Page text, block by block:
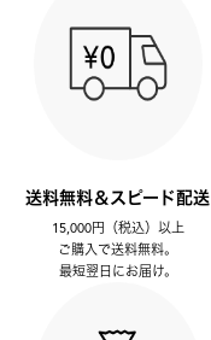
送料無料＆スピード配送
15,000円（税込）以上
ご購入で送料無料。
最短翌日にお届け。